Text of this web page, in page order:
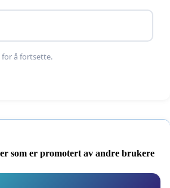
for å fortsette.
som er promotert av andre brukere